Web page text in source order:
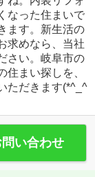
なった住まいで
ます。新生活の
求めなら、当社
さい。岐阜市の
住まい探しを、
ただきます(*^_^
問い合わせ